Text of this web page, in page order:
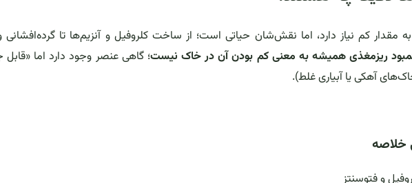
مقدار کم نیاز دارد، اما نقش‌شان حیاتی است؛ از ساخت کلروفیل و آنزیم‌ها تا
ریزمغذی همیشه به معنی کم بودن آن در خاک نیست؛ گاهی عنصر وجود دارد اما
خلاصه
و فتوسنتز